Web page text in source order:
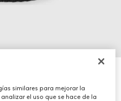
con Doble G
similares para mejorar la
el uso que se hace de la